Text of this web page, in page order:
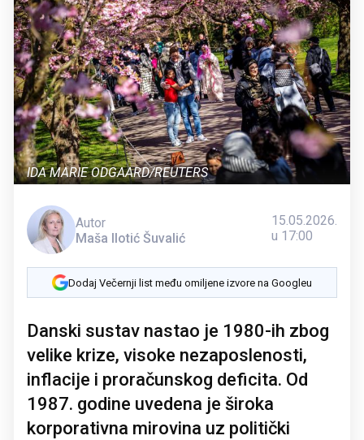
IDA MARIE ODGAARD/REUTERS
Autor
Maša Ilotić Šuvalić
15.05.2026.
u 17:00
Dodaj Večernji list među omiljene izvore na Googleu
Danski sustav nastao je 1980-ih zbog
velike krize, visoke nezaposlenosti,
inflacije i proračunskog deficita. Od
1987. godine uvedena je široka
korporativna mirovina uz politički